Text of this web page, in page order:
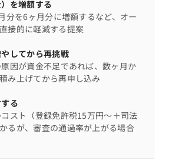
を増額する
を6ヶ月分に増額するなど、オー
接的に軽減する提案
してから再挑戦
因が資金不足であれば、数ヶ月か
み上げてから再申し込み
る
スト（登録免許税15万円〜＋司法
るが、審査の通過率が上がる場合